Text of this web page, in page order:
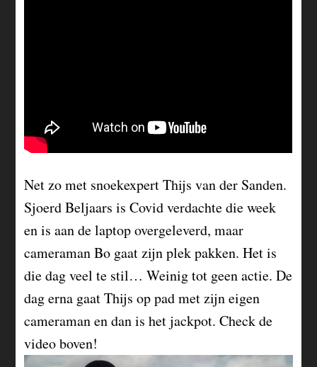
Net zo met snoekexpert Thijs van der Sanden.
Sjoerd Beljaars is Covid verdachte die week
en is aan de laptop overgeleverd, maar
cameraman Bo gaat zijn plek pakken. Het is
die dag veel te stil… Weinig tot geen actie. De
dag erna gaat Thijs op pad met zijn eigen
cameraman en dan is het jackpot. Check de
video boven!